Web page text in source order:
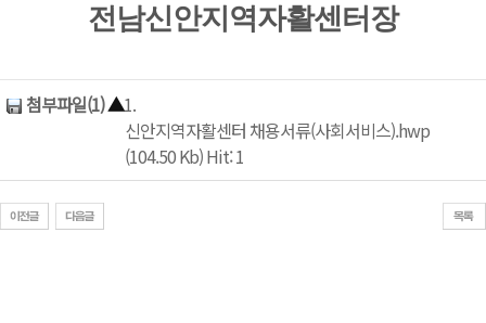
전남신안지역자활센터장
첨부파일(1)▲1.
신안지역자활센터 채용서류(사회서비스).hwp
(104.50 Kb) Hit: 1